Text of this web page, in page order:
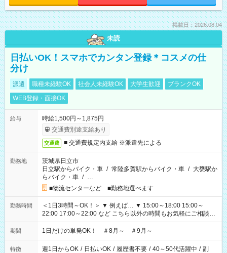
掲載日：2026.08.04
未読
日払いOK！スマホでカンタン登録＊コスメの仕
分け
派遣 職種未経験OK 社会人未経験OK 大学生歓迎
ブランクOK
WEB登録・面接OK
給与
時給1,500円～1,875円
交通費別途支給あり
交通費 ■ 交通費規定内支給 ※派遣先による
勤務地
茨城県日立市
日立駅からバイク・車 / 常陸多賀駅からバイク・車 / 大甕駅か
らバイク・車 / …
■物流センターなど ■勤務地選べます
勤務時間
＜1日3時間～OK！＞ ▼ 例えば… ▼ 15:00～18:00 15:00～
22:00 17:00～22:00 など こちら以外の時間もお気軽にご相談く
ださい！
期間 1日だけの単発OK！ ＃8月～ ＃9月～
特徴 週1日からOK / 日払いOK / 履歴書不要 / 40～50代活躍中 / 副